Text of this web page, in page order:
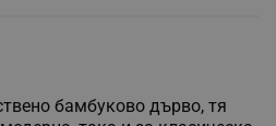
бамбуково дърво, тя